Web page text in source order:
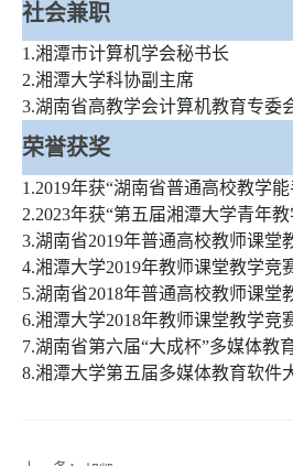
社会兼职
1.湘潭市计算机学会秘书长
2.湘潭大学科协副主席
3.湖南省高教学会计算机教育专委
荣誉获奖
1.2019年获“湖南省普通高校教学
2.2023年获“第五届湘潭大学青年
3.湖南省2019年普通高校教师课堂
4.湘潭大学2019年教师课堂教学竞
5.湖南省2018年普通高校教师课堂
6.湘潭大学2018年教师课堂教学竞
7.湖南省第六届“大成杯”多媒体教
8.湘潭大学第五届多媒体教育软件